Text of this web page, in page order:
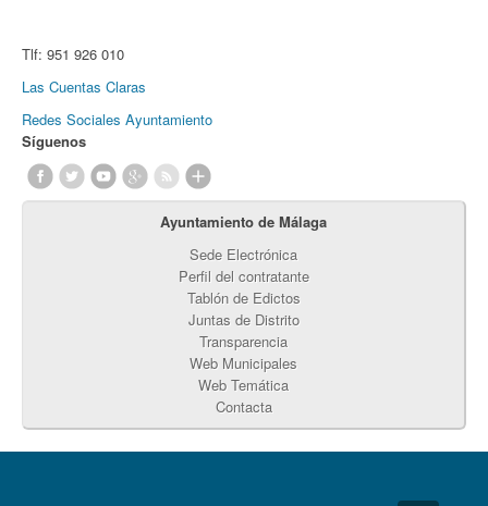
Tlf: 951 926 010
Las Cuentas Claras
Redes Sociales Ayuntamiento
Síguenos
Ayuntamiento de Málaga
Sede Electrónica
Perfil del contratante
Tablón de Edictos
Juntas de Distrito
Transparencia
Web Municipales
Web Temática
Contacta